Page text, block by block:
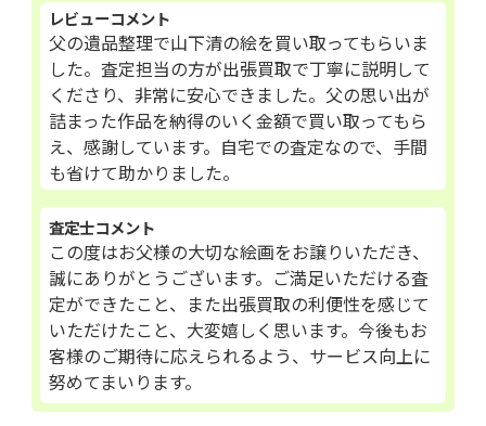
レビューコメント
父の遺品整理で山下清の絵を買い取ってもらいま
した。査定担当の方が出張買取で丁寧に説明して
くださり、非常に安心できました。父の思い出が
詰まった作品を納得のいく金額で買い取ってもら
え、感謝しています。自宅での査定なので、手間
も省けて助かりました。
査定士コメント
この度はお父様の大切な絵画をお譲りいただき、
誠にありがとうございます。ご満足いただける査
定ができたこと、また出張買取の利便性を感じて
いただけたこと、大変嬉しく思います。今後もお
客様のご期待に応えられるよう、サービス向上に
努めてまいります。